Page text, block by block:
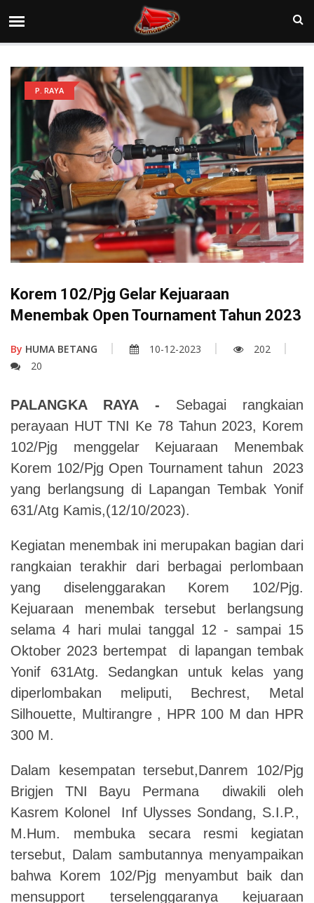
P. RAYA
Korem 102/Pjg Gelar Kejuaraan
Menembak Open Tournament Tahun 2023
By HUMA BETANG 10-12-2023
202
20
PALANGKA RAYA - Sebagai rangkaian
perayaan HUT TNI Ke 78 Tahun 2023, Korem
102/Pjg menggelar Kejuaraan Menembak
Korem 102/Pjg Open Tournament tahun 2023
yang berlangsung di Lapangan Tembak Yonif
631/Atg Kamis,(12/10/2023).
Kegiatan menembak ini merupakan bagian dari
rangkaian terakhir dari berbagai perlombaan
yang diselenggarakan Korem 102/Pjg.
Kejuaraan menembak tersebut berlangsung
selama 4 hari mulai tanggal 12 - sampai 15
Oktober 2023 bertempat di lapangan tembak
Yonif 631Atg. Sedangkan untuk kelas yang
diperlombakan meliputi, Bechrest, Metal
Silhouette, Multirangre , HPR 100 M dan HPR
300 M.
Dalam kesempatan tersebut,Danrem 102/Pjg
Brigjen TNI Bayu Permana diwakili oleh
Kasrem Kolonel Inf Ulysses Sondang, S.I.P.,
M.Hum. membuka secara resmi kegiatan
tersebut, Dalam sambutannya menyampaikan
bahwa Korem 102/Pjg menyambut baik dan
mensupport terselenggaranya kejuaraan